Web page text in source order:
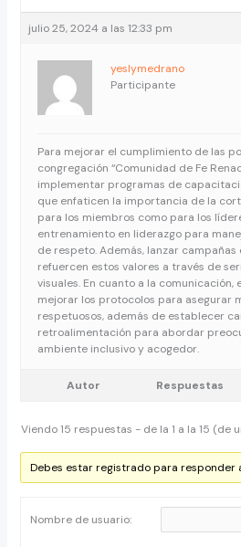
julio 25, 2024 a las 12:33 pm
yeslymedrano
Participante
Para mejorar el cumplimiento de las
congregación “Comunidad de Fe
implementar programas de
que enfaticen la importancia de la
para los miembros como para los
entrenamiento en liderazgo para
de respeto. Además, lanzar
refuercen estos valores a través de
visuales. En cuanto a la comunicación,
mejorar los protocolos para asegurar
respetuosos, además de establecer
retroalimentación para abordar
ambiente inclusivo y acogedor.
Autor Respuestas
Viendo 15 respuestas - de la 1 a la 15 (de
Debes estar registrado para responder
Nombre de usuario: